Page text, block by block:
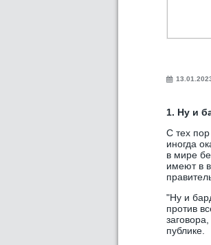
1. Ну и
С тех
иногда
в мире
имеют в
"Ну и
против
публике.